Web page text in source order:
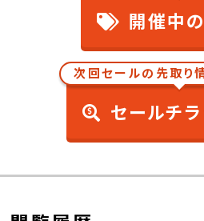
開催中
次回セールの先取り
セールチ